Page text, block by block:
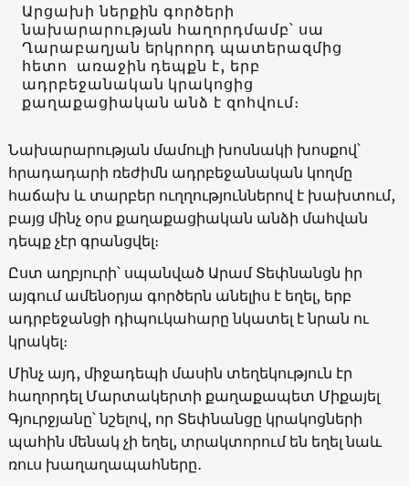
Արցախի ներքին գործերի
նախարարության հաղորդմամբ՝ սա
Ղարաբաղյան երկրորդ պատերազմից
հետո առաջին դեպքն է, երբ
ադրբեջանական կրակոցից
քաղաքացիական անձ է զոհվում։
Նախարարության մամուլի խոսնակի խոսքով՝
հրադադարի ռեժիմն ադրբեջանական կողմը
հաճախ և տարբեր ուղղություններով է խախտում,
բայց մինչ օրս քաղաքացիական անձի մահվան
դեպք չէր գրանցվել։
Ըստ աղբյուրի՝ սպանված Արամ Տեփնանցն իր
այգում ամենօրյա գործերն անելիս է եղել, երբ
ադրբեջանցի դիպուկահարը նկատել է նրան ու
կրակել։
Մինչ այդ, միջադեպի մասին տեղեկություն էր
հաղորդել Մարտակերտի քաղաքապետ Միքայել
Գյուրջյանը՝ նշելով, որ Տեփնանցը կրակոցների
պահին մենակ չի եղել, տրակտորում են եղել նաև
ռուս խաղաղապահները․